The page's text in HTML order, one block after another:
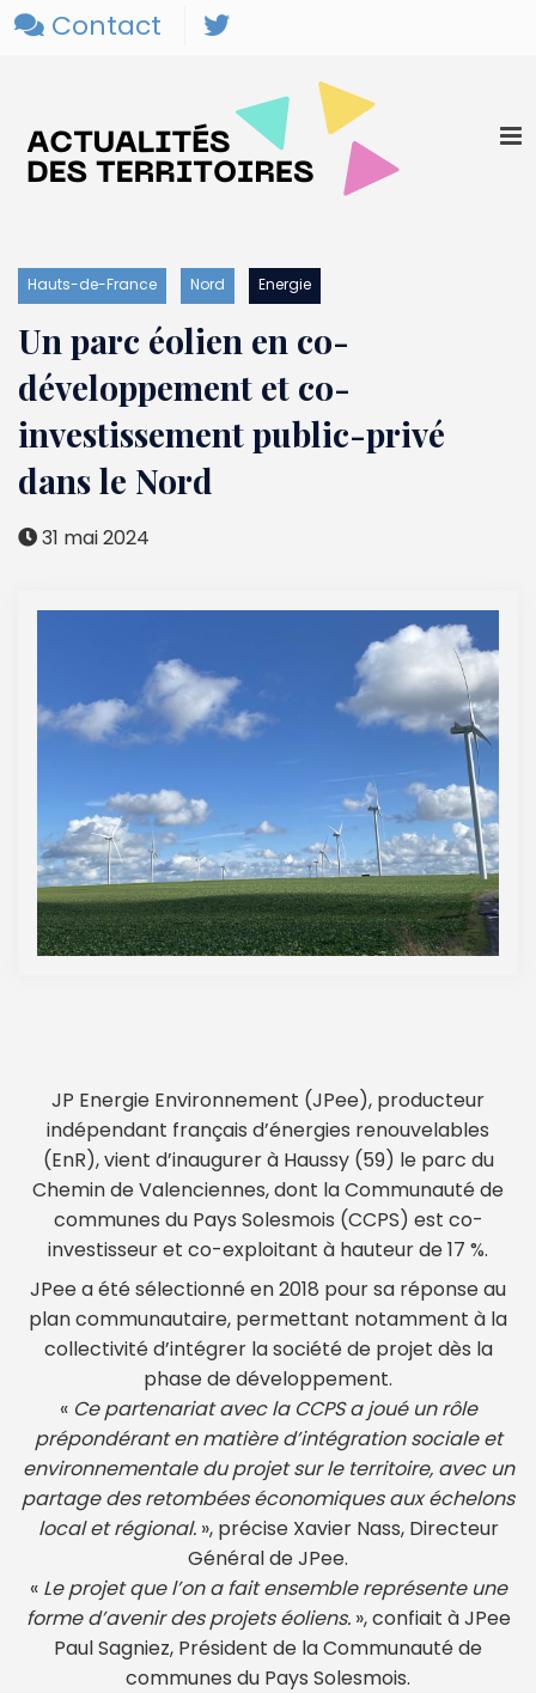
Contact
Hauts-de-France Nord Energie
Un parc éolien en co-
développement et co-
investissement public-privé
dans le Nord
31 mai 2024
JP Energie Environnement (JPee), producteur
indépendant français d’énergies renouvelables
(EnR), vient d’inaugurer à Haussy (59) le parc du
Chemin de Valenciennes, dont la Communauté de
communes du Pays Solesmois (CCPS) est co-
investisseur et co-exploitant à hauteur de 17 %.
JPee a été sélectionné en 2018 pour sa réponse au
plan communautaire, permettant notamment à la
collectivité d’intégrer la société de projet dès la
phase de développement.
« Ce partenariat avec la CCPS a joué un rôle
prépondérant en matière d’intégration sociale et
environnementale du projet sur le territoire, avec un
partage des retombées économiques aux échelons
local et régional.», précise Xavier Nass, Directeur
Général de JPee.
« Le projet que l’on a fait ensemble représente une
forme d’avenir des projets éoliens.», confiait à JPee
Paul Sagniez, Président de la Communauté de
communes du Pays Solesmois.